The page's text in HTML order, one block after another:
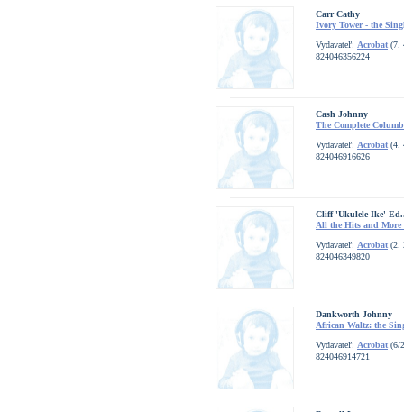
Carr Cathy
Ivory Tower - the
Vydavateľ: Acrobat (7.
824046356224
Cash Johnny
The Complete
Vydavateľ: Acrobat (4.
824046916626
Cliff 'Ukulele Ike'
All the Hits and More
Vydavateľ: Acrobat (2.
824046349820
Dankworth Johnny
African Waltz: the
Vydavateľ: Acrobat (6/
824046914721